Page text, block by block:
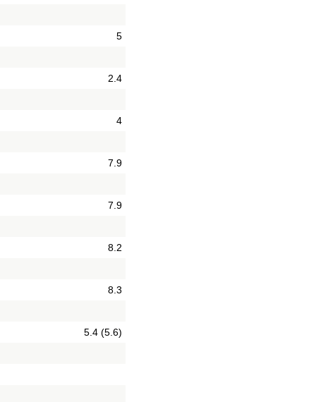
5
2.4
4
7.9
7.9
8.2
8.3
5.4 (5.6)